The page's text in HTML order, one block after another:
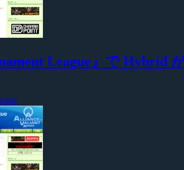
League』で Hybrid